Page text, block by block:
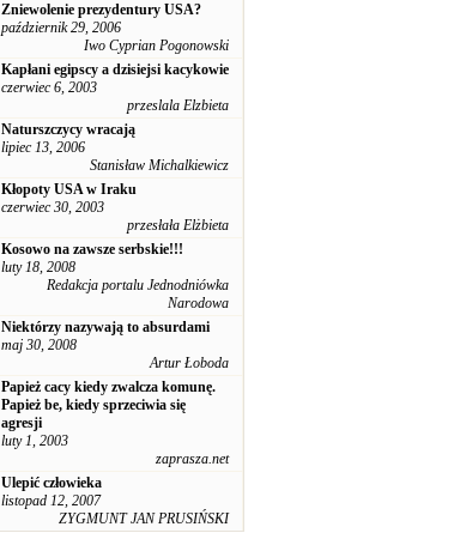
Zniewolenie prezydentury USA?
październik 29, 2006
Iwo Cyprian Pogonowski
Kapłani egipscy a dzisiejsi kacykowie
czerwiec 6, 2003
przeslala Elzbieta
Naturszczycy wracają
lipiec 13, 2006
Stanisław Michalkiewicz
Kłopoty USA w Iraku
czerwiec 30, 2003
przesłała Elżbieta
Kosowo na zawsze serbskie!!!
luty 18, 2008
Redakcja portalu Jednodniówka
Narodowa
Niektórzy nazywają to absurdami
maj 30, 2008
Artur Łoboda
Papież cacy kiedy zwalcza komunę.
Papież be, kiedy sprzeciwia się
agresji
luty 1, 2003
zaprasza.net
Ulepić człowieka
listopad 12, 2007
ZYGMUNT JAN PRUSIŃSKI